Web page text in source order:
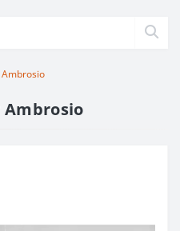
Ambrosio
Ambrosio